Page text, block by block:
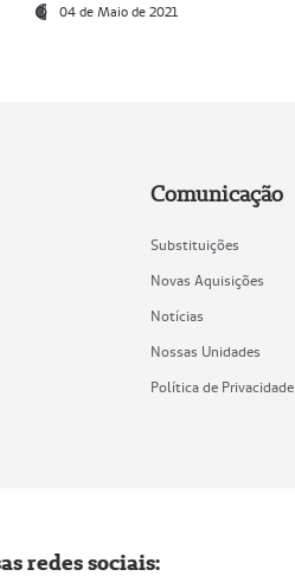
04 de Maio de 2021
Comunicação
Substituições
Novas Aquisições
Notícias
Nossas Unidades
Política de Privacidade
redes sociais: